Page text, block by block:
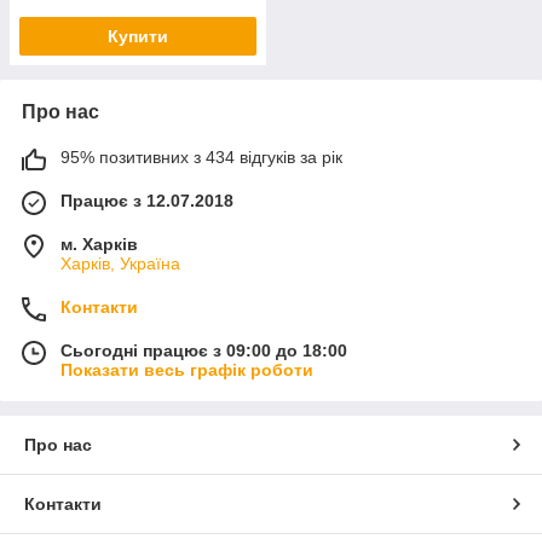
Купити
Про нас
95% позитивних з 434 відгуків за рік
Працює з 12.07.2018
м. Харків
Харків, Україна
Контакти
Сьогодні працює з 09:00 до 18:00
Показати весь графік роботи
Про нас
Контакти